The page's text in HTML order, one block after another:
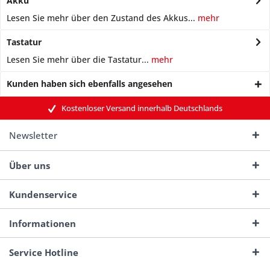
Lesen Sie mehr über den Zustand des Akkus... mehr
Tastatur
Lesen Sie mehr über die Tastatur... mehr
Kunden haben sich ebenfalls angesehen
Kostenloser Versand innerhalb Deutschlands
Newsletter
Über uns
Kundenservice
Informationen
Service Hotline